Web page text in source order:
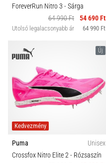
ForeverRun Nitro 3 - Sárga
64 990 Ft
54 690 Ft
Utolsó legalacsonyabb ár 64 990 Ft
Új
Kedvezmény
Puma
Unisex
Crossfox Nitro Elite 2- Rózsaszín